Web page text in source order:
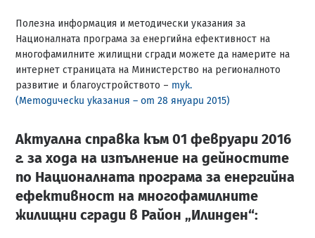
Полезна информация и методически указания за
Националната програма за енергийна ефективност на
многофамилните жилищни сгради можете да намерите на
интернет страницата на Министерство на регионалното
развитие и благоустройството – тук.
(Методически указания – от 28 януари 2015)
Актуална справка към 01 февруари 2016
г. за хода на изпълнение на дейностите
по Националната програма за енергийна
ефективност на многофамилните
жилищни сгради в Район „Илинден“: